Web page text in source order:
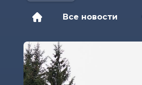
Все новости